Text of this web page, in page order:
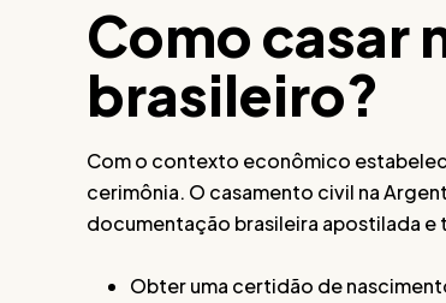
Como casar
brasileiro?
Com o contexto econômico
cerimônia. O casamento civil na
documentação brasileira apostilada e
Obter uma certidão de